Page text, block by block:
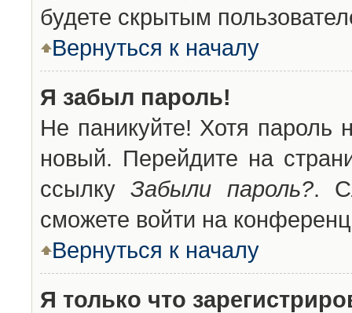
будете скрытым
Вернуться к началу
Я забыл пароль!
Не паникуйте! Хотя пароль
новый. Перейдите на
ссылкуЗабыли пароль?.
сможете войти на
Вернуться к началу
Я только что